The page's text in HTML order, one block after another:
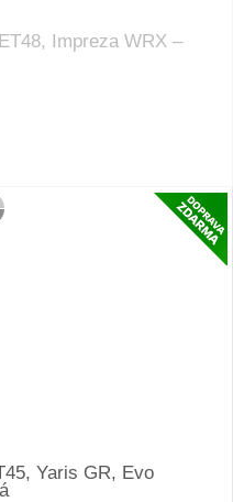
Impreza WRX –
Yaris GR, Evo